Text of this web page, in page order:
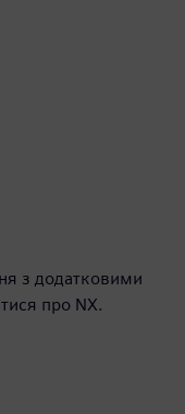
з додатковими
про NX.